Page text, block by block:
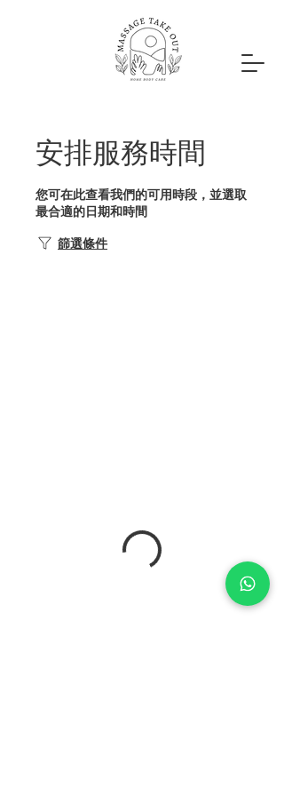
安排服務時間
您可在此查看我們的可用時段，並選取
最合適的日期和時間
篩選條件